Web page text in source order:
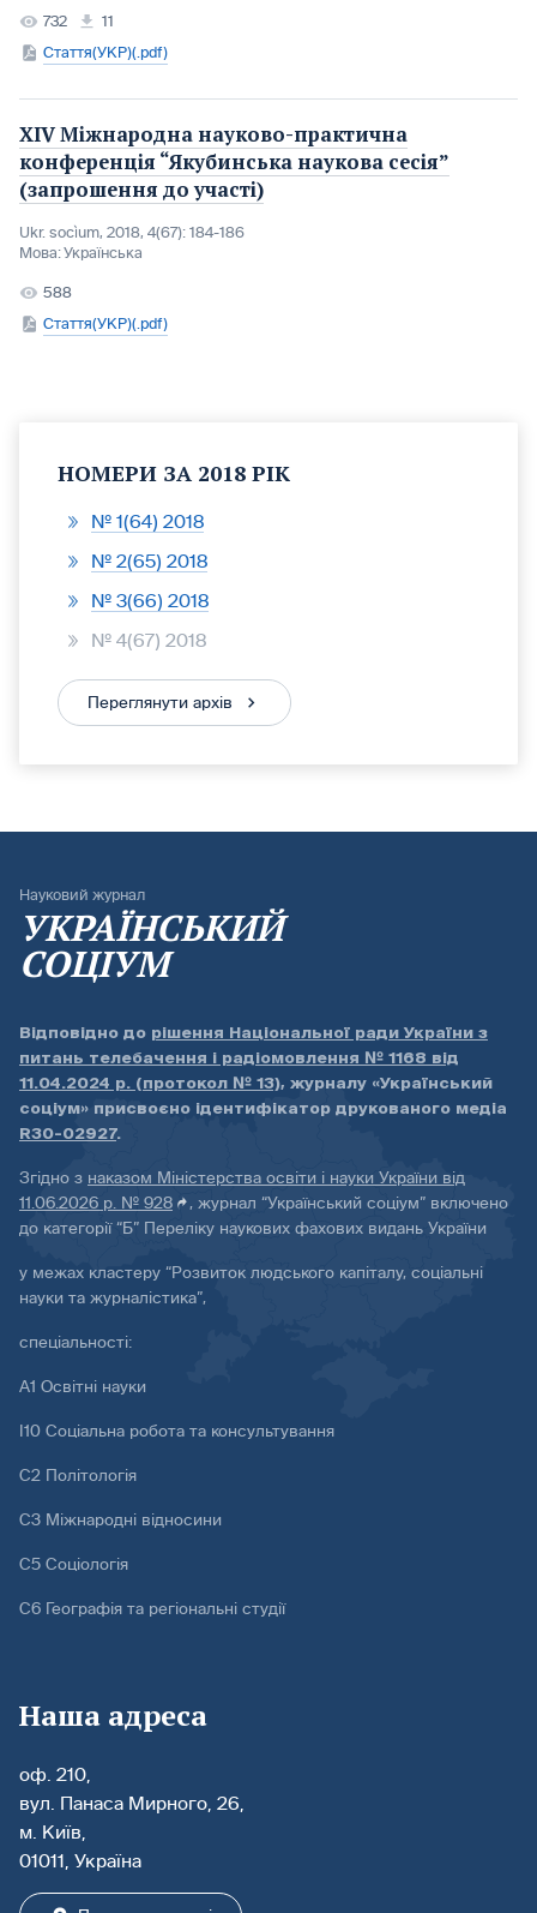
732
11
Стаття(УКР)(.pdf)
ХІV Міжнародна науково-практична
конференція “Якубинська наукова сесія”
(запрошення до участі)
Ukr. socìum, 2018, 4(67): 184-186
Мова:Українська
588
Стаття(УКР)(.pdf)
НОМЕРИ ЗА 2018 РІК
№ 1(64) 2018
№ 2(65) 2018
№ 3(66) 2018
№ 4(67) 2018
Переглянути архів
Науковий журнал
УКРАЇНСЬКИЙ
СОЦІУМ
Відповідно до рішення Національної ради України з
питань телебачення і радіомовлення № 1168 від
11.04.2024 р. (протокол № 13), журналу «Український
соціум» присвоєно ідентифікатор друкованого медіа
R30-02927.
Згідно з наказом Міністерства освіти і науки України від
11.06.2026 р. № 928
, журнал “Український соціум” включено
до категорії “Б” Переліку наукових фахових видань України
у межах кластеру “Розвиток людського капіталу, соціальні
науки та журналістика”,
спеціальності:
А1 Освітні науки
І10 Соціальна робота та консультування
С2 Політологія
С3 Міжнародні відносини
С5 Соціологія
С6 Географія та регіональні студії
Наша адреса
оф. 210,
вул. Панаса Мирного, 26,
м. Київ,
01011, Україна